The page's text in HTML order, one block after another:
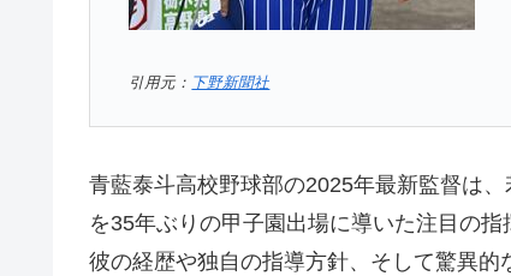
引用元： 下野新聞社
青藍泰斗高校野球部の2025年最新監督は
を35年ぶりの甲子園出場に導いた注目の指
彼の経歴や独自の指導方針、そして驚異